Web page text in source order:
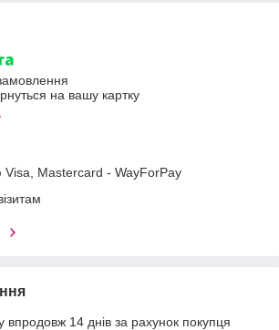
на вашу картку
Visa, Mastercard - WayForPay
впродовж 14 днів за рахунок покупця